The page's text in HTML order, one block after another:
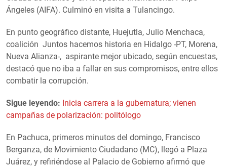
Ángeles (AIFA). Culminó en visita a Tulancingo.
En punto geográfico distante, Huejutla, Julio Menchaca,
coalición Juntos hacemos historia en Hidalgo -PT, Morena,
Nueva Alianza-, aspirante mejor ubicado, según encuestas,
destacó que no iba a fallar en sus compromisos, entre ellos
combatir la corrupción.
Sigue leyendo: Inicia carrera a la gubernatura; vienen
campañas de polarización: politólogo
En Pachuca, primeros minutos del domingo, Francisco
Berganza, de Movimiento Ciudadano (MC), llegó a Plaza
Juárez, y refiriéndose al Palacio de Gobierno afirmó que